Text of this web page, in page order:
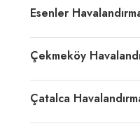
Esenler
Çekmeköy
Çatalca